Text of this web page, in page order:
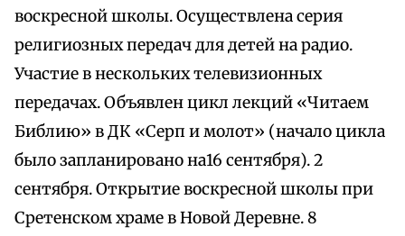
воскресной школы. Осуществлена серия
религиозных передач для детей на радио.
Участие в нескольких телевизионных
передачах. Объявлен цикл лекций «Читаем
Библию» в ДК «Серп и молот» (начало цикла
было запланировано на16 сентября). 2
сентября. Открытие воскресной школы при
Сретенском храме в Новой Деревне. 8